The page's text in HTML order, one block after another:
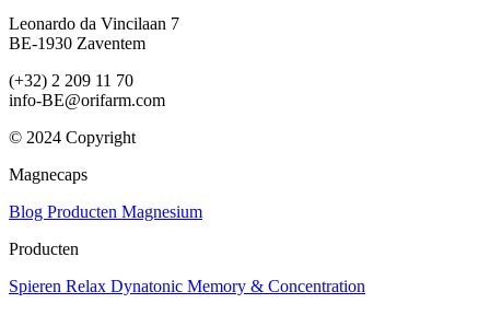
Leonardo da Vincilaan 7
BE-1930 Zaventem
(+32) 2 209 11 70
info-BE@orifarm.com
© 2024 Copyright
Magnecaps
Blog Producten Magnesium
Producten
Spieren Relax Dynatonic Memory & Concentration